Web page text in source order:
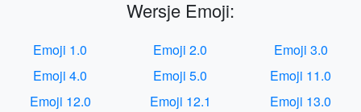
Wersje Emoji:
Emoji 1.0 Emoji 2.0
Emoji 3.0
Emoji 4.0
Emoji 5.0
Emoji 11.0
Emoji 12.0
Emoji 12.1
Emoji 13.0